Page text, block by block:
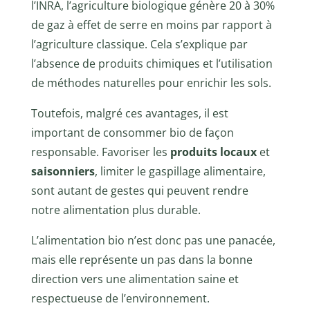
l’INRA, l’agriculture biologique génère 20 à 30%
de gaz à effet de serre en moins par rapport à
l’agriculture classique. Cela s’explique par
l’absence de produits chimiques et l’utilisation
de méthodes naturelles pour enrichir les sols.
Toutefois, malgré ces avantages, il est
important de consommer bio de façon
responsable. Favoriser les produits locauxet
saisonniers, limiter le gaspillage alimentaire,
sont autant de gestes qui peuvent rendre
notre alimentation plus durable.
L’alimentation bio n’est donc pas une panacée,
mais elle représente un pas dans la bonne
direction vers une alimentation saine et
respectueuse de l’environnement.